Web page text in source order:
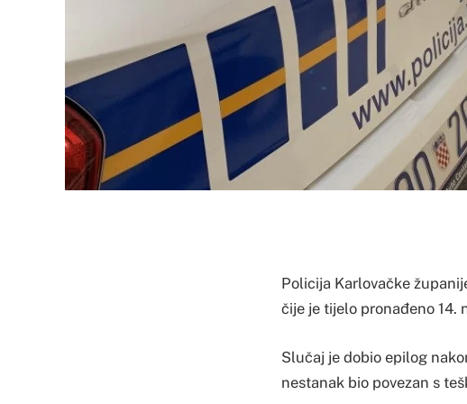
Policija Karlovačke
čije je tijelo pronađeno 14.
Slučaj je dobio epilog
nestanak bio povezan s